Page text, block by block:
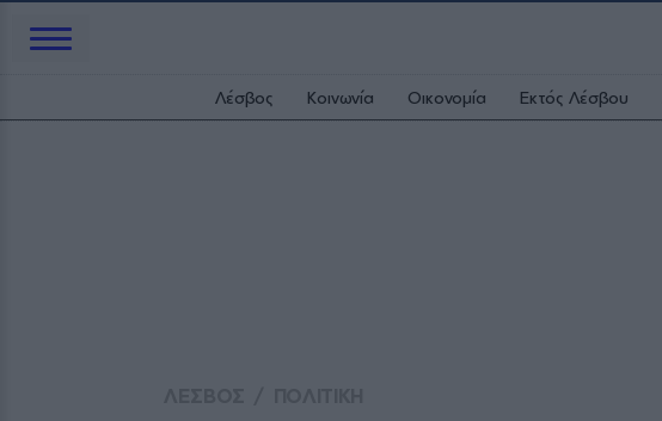
Λέσβος Κοινωνία Οικονομία Εκτός Λέσβου